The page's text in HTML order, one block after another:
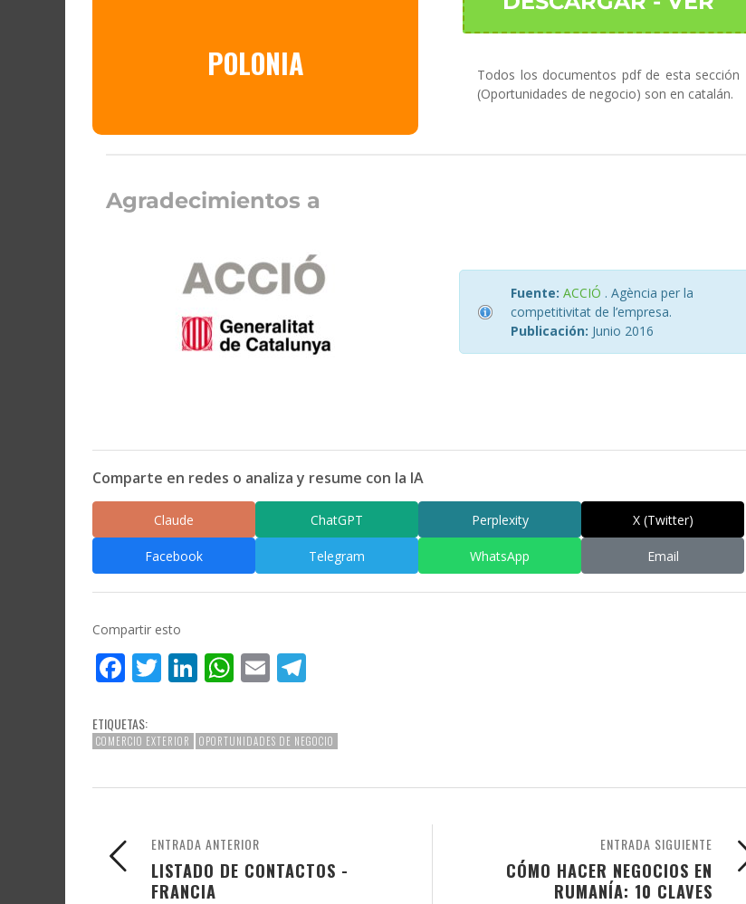
POLONIA
Todos los documentos pdf de esta sección
(Oportunidades de negocio) son en catalán.
Agradecimientos a
Fuente: ACCIÓ . Agència per la
competitivitat de l’empresa.
Publicación: Junio 2016
Comparte en redes o analiza y resume con la IA
Claude ChatGPT Perplexity X (Twitter)
Facebook Telegram WhatsApp Email
Compartir esto
Facebook
Twitter
LinkedIn
WhatsApp
Email
ETIQUETAS:
COMERCIO EXTERIOR OPORTUNIDADES DE NEGOCIO
ENTRADA SIGUIENTE
CÓMO HACER NEGOCIOS EN
RUMANÍA: 10 CLAVES
ENTRADA ANTERIOR
LISTADO DE CONTACTOS -
FRANCIA